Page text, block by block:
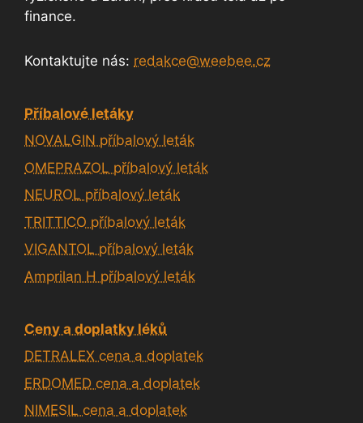
finance.
Kontaktujte nás: redakce@weebee.cz
Příbalové letáky
NOVALGIN příbalový leták
OMEPRAZOL příbalový leták
NEUROL příbalový leták
TRITTICO příbalový leták
VIGANTOL příbalový leták
Amprilan H příbalový leták
Ceny a doplatky léků
DETRALEX cena a doplatek
ERDOMED cena a doplatek
NIMESIL cena a doplatek